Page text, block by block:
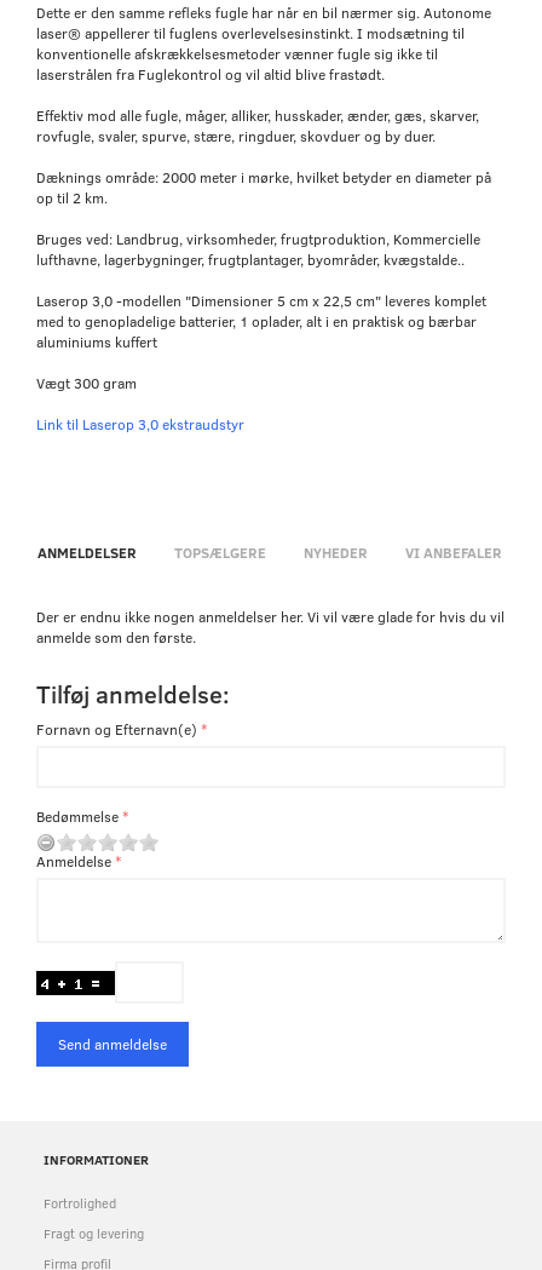
Dette er den samme refleks fugle har når en bil nærmer sig. Autonome
laser® appellerer til fuglens overlevelsesinstinkt. I modsætning til
konventionelle afskrækkelsesmetoder vænner fugle sig ikke til
laserstrålen fra Fuglekontrol og vil altid blive frastødt.
Effektiv mod alle fugle, måger, alliker, husskader, ænder, gæs, skarver,
rovfugle, svaler, spurve, stære, ringduer, skovduer og by duer.
Dæknings område: 2000 meter i mørke, hvilket betyder en diameter på
op til 2 km.
Bruges ved: Landbrug, virksomheder, frugtproduktion, Kommercielle
lufthavne, lagerbygninger, frugtplantager, byområder, kvægstalde..
Laserop 3,0 -modellen "Dimensioner 5 cm x 22,5 cm" leveres komplet
med to genopladelige batterier, 1 oplader, alt i en praktisk og bærbar
aluminiums kuffert
Vægt 300 gram
Link til Laserop 3,0 ekstraudstyr
ANMELDELSER TOPSÆLGERE NYHEDER VI ANBEFALER
Der er endnu ikke nogen anmeldelser her. Vi vil være glade for hvis du vil
anmelde som den første.
Tilføj anmeldelse:
Fornavn og Efternavn(e)
Bedømmelse
Anmeldelse
Send anmeldelse
INFORMATIONER
Fortrolighed
Fragt og levering
Firma profil